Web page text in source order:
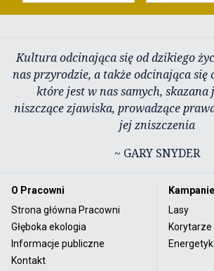
Kultura odcinająca się od dzikiego
nas przyrodzie, a także odcinająca się
które jest w nas samych, skazana
niszczące zjawiska, prowadzące
jej zniszczenia
~ GARY SNYDER
O Pracowni
Strona główna Pracowni
Głęboka ekologia
Informacje publiczne
Kontakt
Kampanie
Lasy